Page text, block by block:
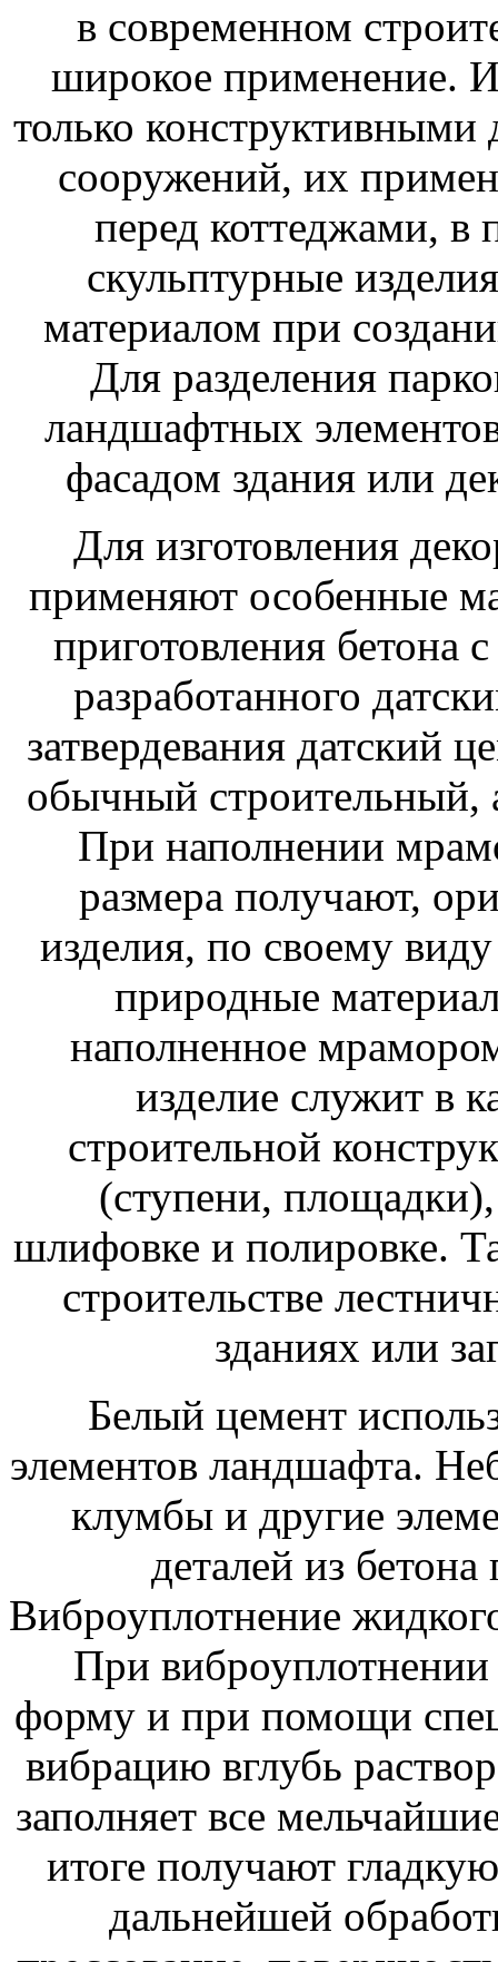
в современном
широкое применение.
только конструктивными
сооружений, их
перед коттеджами, в
скульптурные
материалом при
Для разделения
ландшафтных
фасадом здания или
Для изготовления
применяют особенные
приготовления бетона
разработанного
затвердевания датский
обычный строительный,
При наполнении
размера получают,
изделия, по своему
природные
наполненное
изделие служит в
строительной
(ступени, площадки),
шлифовке и полировке.
строительстве
зданиях или
Белый цемент
элементов ландшафта.
клумбы и другие
деталей из
Виброуплотнение
При
форму и при помощи
вибрацию вглубь
заполняет все
итоге получают
дальнейшей